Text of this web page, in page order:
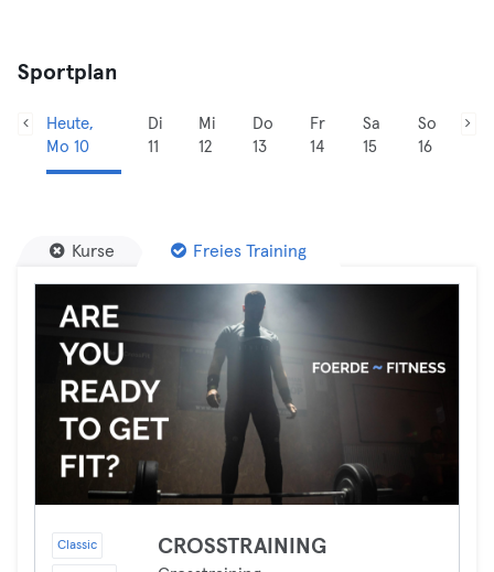
Sportplan
Heute,
Mo 10
Di
11
Mi
12
Do
13
Fr
14
Sa
15
So
16
Kurse Freies Training
Classic CROSSTRAINING